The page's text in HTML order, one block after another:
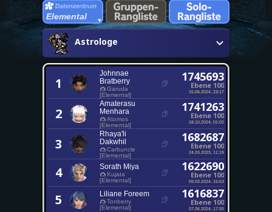
Elemental
Astrologe
1
Johnnae
Bratberry
Garuda
[Elemental]
1745693
Ebene 100
15.06.2024, 23:17
2
Amaterasu
Menhara
Atomos
[Elemental]
1741263
Ebene 100
18.10.2024, 01:02
3
Rhaya'li
Dakwhil
Carbuncle
[Elemental]
1682687
Ebene 100
24.03.2023, 11:19
4 Sorath Miya
Kujata
[Elemental]
1622690
Ebene 100
09.03.2024, 15:53
5 Liliane Foreem
Tonberry
[Elemental]
1616837
Ebene 100
07.06.2024, 17:30